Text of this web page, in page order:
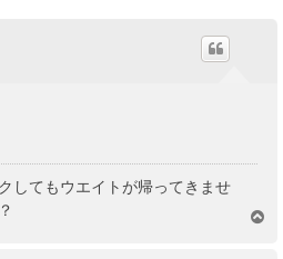
してもウエイトが帰ってきませ